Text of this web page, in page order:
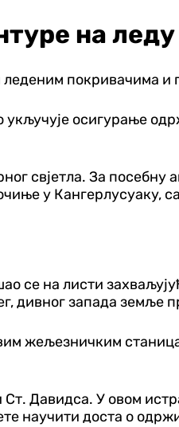
на леду
покривачима и
укључује осигурање
свјетла. За посебну
у Кангерлусуаку,
се на листи
дивног запада земље
жељезничким
Давидса. У овом
научити доста о